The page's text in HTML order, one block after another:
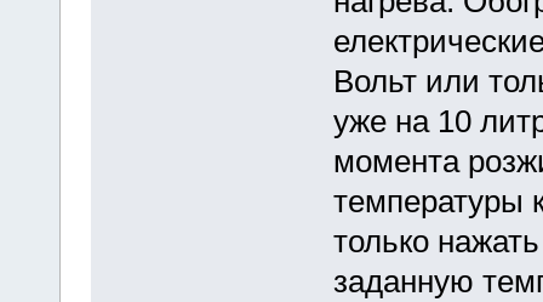
Вольт или
уже на 10
момента
температуры
только
заданную